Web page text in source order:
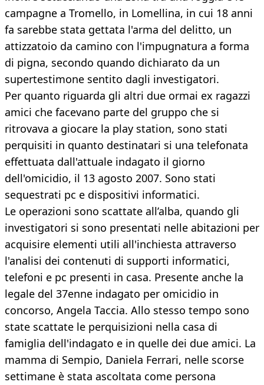
campagne a Tromello, in Lomellina, in cui 18 anni
fa sarebbe stata gettata l'arma del delitto, un
attizzatoio da camino con l'impugnatura a forma
di pigna, secondo quando dichiarato da un
supertestimone sentito dagli investigatori.
Per quanto riguarda gli altri due ormai ex ragazzi
amici che facevano parte del gruppo che si
ritrovava a giocare la play station, sono stati
perquisiti in quanto destinatari si una telefonata
effettuata dall'attuale indagato il giorno
dell'omicidio, il 13 agosto 2007. Sono stati
sequestrati pc e dispositivi informatici.
Le operazioni sono scattate all’alba, quando gli
investigatori si sono presentati nelle abitazioni per
acquisire elementi utili all'inchiesta attraverso
l'analisi dei contenuti di supporti informatici,
telefoni e pc presenti in casa. Presente anche la
legale del 37enne indagato per omicidio in
concorso, Angela Taccia. Allo stesso tempo sono
state scattate le perquisizioni nella casa di
famiglia dell'indagato e in quelle dei due amici. La
mamma di Sempio, Daniela Ferrari, nelle scorse
settimane è stata ascoltata come persona